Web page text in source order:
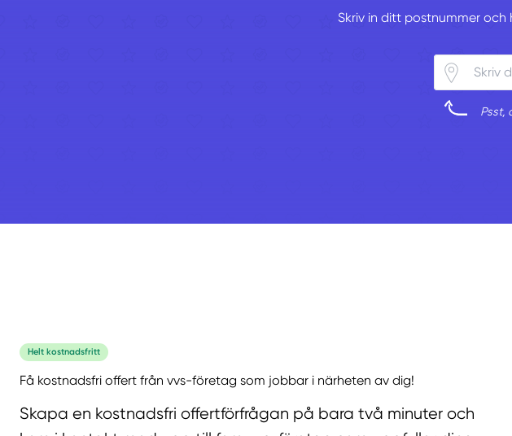
Skriv in ditt postnummer
Psst,
Helt kostnadsfritt
Få kostnadsfri offert från vvs-företag som jobbar i närheten av dig!
Skapa en kostnadsfri offertförfrågan på bara två minuter och